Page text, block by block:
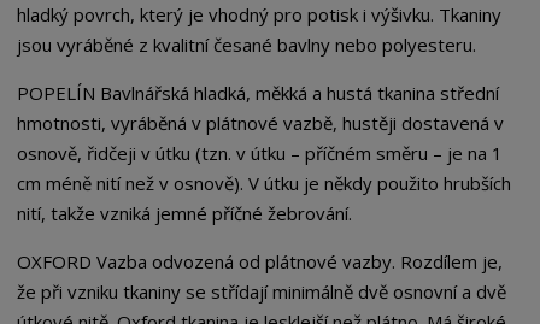
hladký povrch, který je vhodný pro potisk i výšivku. Tkaniny
jsou vyráběné z kvalitní česané bavlny nebo polyesteru.
POPELÍN Bavlnářská hladká, měkká a hustá tkanina střední
hmotnosti, vyráběná v plátnové vazbě, hustěji dostavená v
osnově, řidčeji v útku (tzn. v útku – příčném směru – je na 1
cm méně nití než v osnově). V útku je někdy použito hrubších
nití, takže vzniká jemné příčné žebrování.
OXFORD Vazba odvozená od plátnové vazby. Rozdílem je,
že při vzniku tkaniny se střídají minimálně dvě osnovní a dvě